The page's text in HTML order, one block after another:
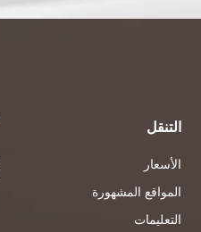
التنقل
الأسعار
المواقع المشهورة
التعليمات